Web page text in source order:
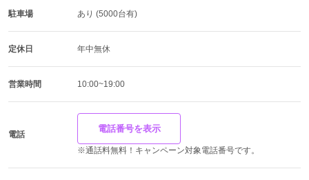
駐車場 あり (5000台有)
定休日 年中無休
営業時間 10:00~19:00
電話
電話番号を表示
※通話料無料！キャンペーン対象電話番号です。